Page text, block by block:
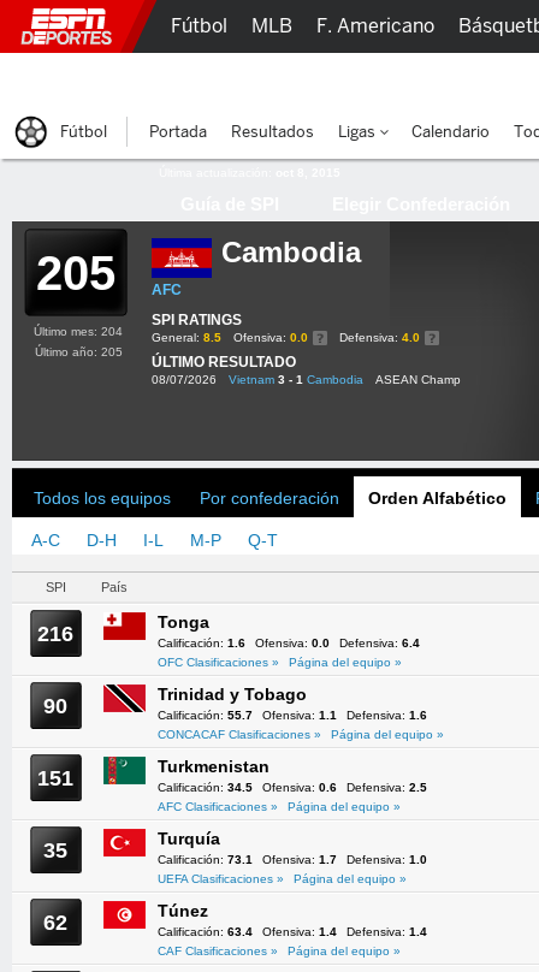
205 Cambodia
AFC
SPI RATINGS
General: 8.5 Ofensiva: 0.0 Defensiva: 4.0
ÚLTIMO RESULTADO
08/07/2026 Vietnam 3 - 1 Cambodia ASEAN Champ
Último mes: 204
Último año: 205
Todos los equipos Por confederación Orden Alfabético
A-C D-H I-L M-P Q-T
SPI País
216 Tonga
Calificación: 1.6 Ofensiva: 0.0 Defensiva: 6.4
OFC Clasificaciones »
Página del equipo »
90 Trinidad y Tobago
Calificación: 55.7 Ofensiva: 1.1 Defensiva: 1.6
CONCACAF Clasificaciones »
Página del equipo »
151 Turkmenistan
Calificación: 34.5 Ofensiva: 0.6 Defensiva: 2.5
AFC Clasificaciones »
Página del equipo »
35 Turquía
Calificación: 73.1 Ofensiva: 1.7 Defensiva: 1.0
UEFA Clasificaciones »
Página del equipo »
62 Túnez
Calificación: 63.4 Ofensiva: 1.4 Defensiva: 1.4
CAF Clasificaciones »
Página del equipo »
Fútbol MLB F. Americano
Fútbol Portada Resultados Ligas Calendario